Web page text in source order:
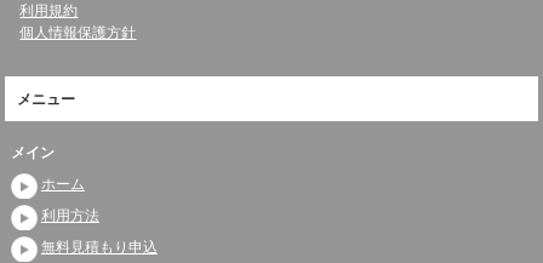
利用規約
個人情報保護方針
メニュー
メイン
ホーム
利用方法
無料見積もり申込